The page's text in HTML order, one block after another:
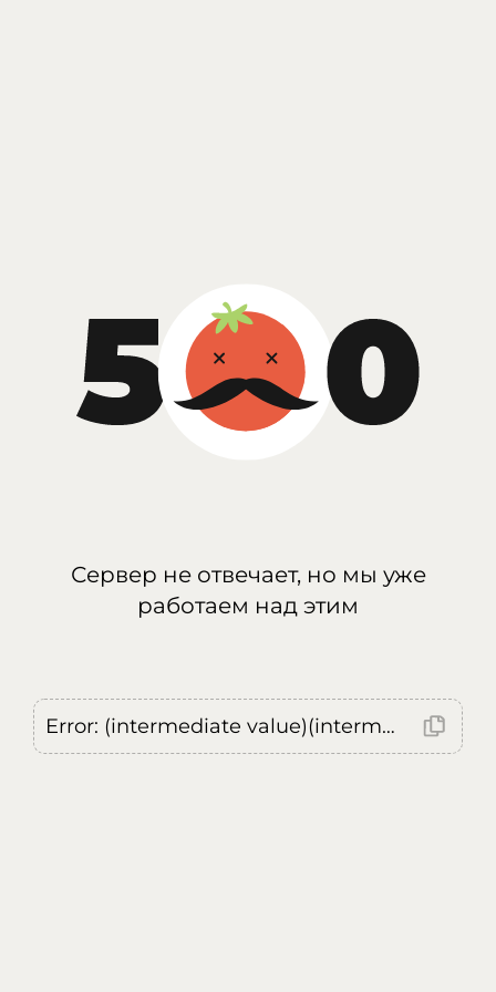
Сервер не отвечает, но мы уже
работаем над этим
Error: (intermediate value)(intermediate value)(intermediate value).replaceAll is not a function